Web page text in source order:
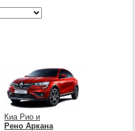
Киа Рио и
Рено Аркана